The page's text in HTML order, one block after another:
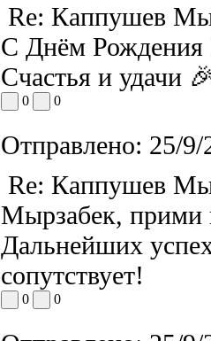
Re: Каппушев
С Днём Рождения
Счастья и удачи
0 0
Отправлено: 25/
Re: Каппушев
Мырзабек, прими
Дальнейших
сопутствует!
0 0